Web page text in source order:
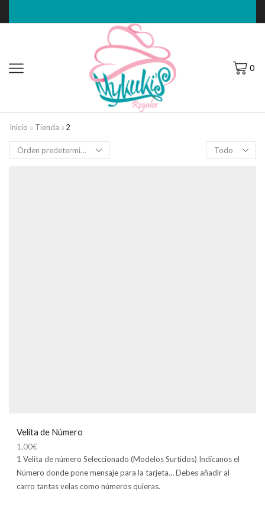
0
Inicio Tienda
2
Filas
por
Velita de Número
1,00€
1 Velita de número Seleccionado (Modelos Surtidos) Indícanos el
Número donde pone mensaje para la tarjeta… Debes añadir al
carro tantas velas como números quieras.